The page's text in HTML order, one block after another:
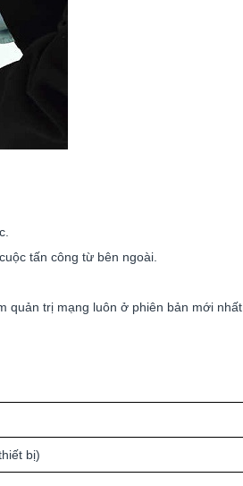
tấn công từ bên ngoài.
quản trị mạng luôn ở phiên bản mới nhất.
bị)